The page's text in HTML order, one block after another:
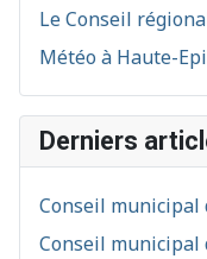
Le Conseil
Météo à Haute-
Derniers
Conseil municipal
Conseil municipal